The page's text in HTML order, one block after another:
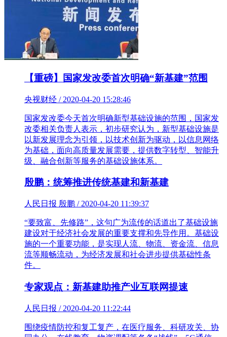
【重磅】国家发改委首次明确“新基建”范围
央视财经 / 2020-04-20 15:28:46
国家发改委今天首次明确新型基础设施的范围，国家发
改委相关负责人表示，初步研究认为，新型基础设施是
以新发展理念为引领，以技术创新为驱动，以信息网络
为基础，面向高质量发展需要，提供数字转型、智能升
级、融合创新等服务的基础设施体系。
殷鹏：统筹推进传统基建和新基建
人民日报 殷鹏 / 2020-04-20 11:39:37
“要致富、先修路”，这句广为流传的话道出了基础设施
建设对于经济社会发展的重要支撑和先导作用。基础设
施的一个重要功能，是实现人流、物流、资金流、信息
流等顺畅流动，为经济发展和社会进步提供基础性条
件。
专家观点：新基建助推产业互联网提速
人民日报 / 2020-04-20 11:22:44
围绕疫情防控和复工复产，在医疗服务、科研攻关、协